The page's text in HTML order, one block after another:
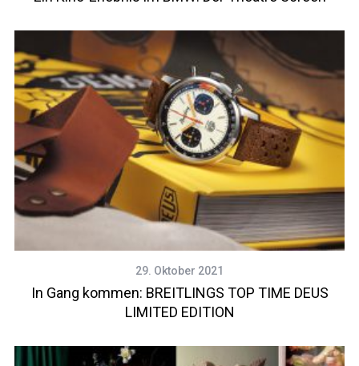
29. Oktober 2021
In Gang kommen: BREITLINGS TOP TIME DEUS
LIMITED EDITION